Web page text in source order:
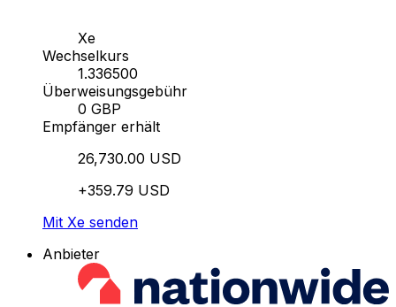
Xe
Wechselkurs
1.336500
Überweisungsgebühr
0 GBP
Empfänger erhält
26,730.00 USD
+359.79 USD
Mit Xe senden
Anbieter